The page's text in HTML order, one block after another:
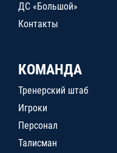
ДС «Большой»
Контакты
КОМАНДА
Тренерский штаб
Игроки
Персонал
Талисман